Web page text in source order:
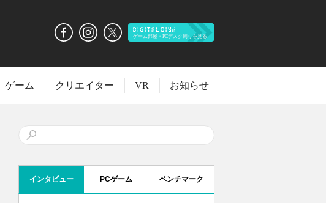
ゲーム クリエイター VR お知らせ
インタビュー PCゲーム ベンチマーク